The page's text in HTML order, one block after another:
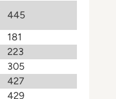
445
181
223
305
427
429